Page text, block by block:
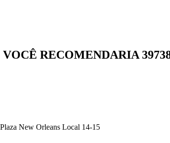
VOCÊ RECOMENDARIA
New Orleans Local 14-15